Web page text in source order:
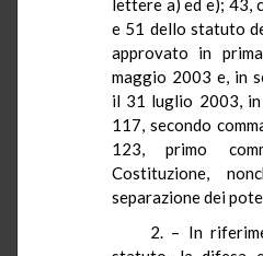
lettere a) ed e); 43,
e 51 dello statuto
approvato in
maggio 2003 e, in
il 31 luglio 2003, in
117, secondo
123, primo
Costituzione,
separazione dei
2. – In